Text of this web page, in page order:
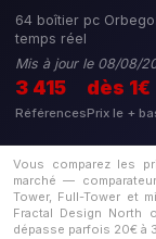
64 boîtier pc
temps réel
Mis à jour le 08/08/
3 415
Références
dès 1€
Prix le +
Vous comparez les
marché —
Tower, Full-Tower et
Fractal Design North
dépasse parfois 20€ à